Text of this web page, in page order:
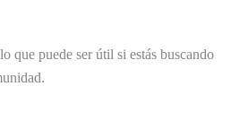
que puede ser útil si estás buscando